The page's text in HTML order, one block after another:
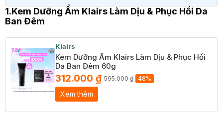
1.Kem Dưỡng Ẩm Klairs Làm Dịu & Phục Hồi Da
Ban Đêm
Klairs
Kem Dưỡng Ẩm Klairs Làm Dịu & Phục Hồi
Da Ban Đêm 60g
312.000 ₫ 595.000 ₫ 48%
Xem thêm